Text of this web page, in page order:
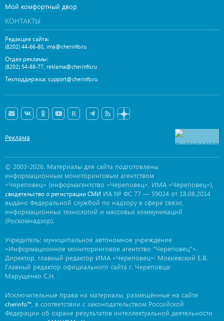
Мой комфортный двор
КОНТАКТЫ
Редакция сайта:
(8202) 44-66-80 ima@cherinfo.ru
Отдел рекламы:
(8202) 54-88-77 reklama@cherinfo.ru
Техподдержка: support@cherinfo.ru
Реклама
© 2003-2026. Материалы для сайта подготовлены
информационным мониторинговым агентством
«Череповец» (информагентство «Череповец», ИМА «Череповец»),
свидетельство о регистрации СМИ ИА № ФС 77 — 59024 от 18.08.2014
выдано Федеральной службой по надзору в сфере связи,
информационных технологий и массовых коммуникаций
(Роскомнадзор).
Учредитель: муниципальное автономное учреждение
«Информационное мониторинговое агентство "Череповец"».
Директор, главный редактор ИМА «Череповец»: Мокиевский Е.В.
Главный редактор официального сайта г. Череповца:
Марущенко С.Н.
Исключительные права на материалы, размещённые на сайте
cherinfo™ , в соответствии с законодательством Российской
Федерации об охране результатов интеллектуальной деятельности